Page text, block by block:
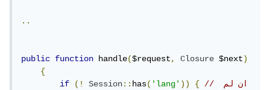
..
public function handle($request, Closure $next)
{
if
(! Session::has('lang')) {
// ان لم